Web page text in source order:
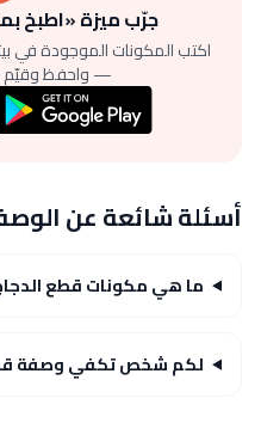
جرّب ميزة «اطبخ
اكتب المكونات الموجودة في
— واحفظ وقيّم
أسئلة شائعة عن
ما هي مكونات قطع
لكم شخص تكفي وصفة